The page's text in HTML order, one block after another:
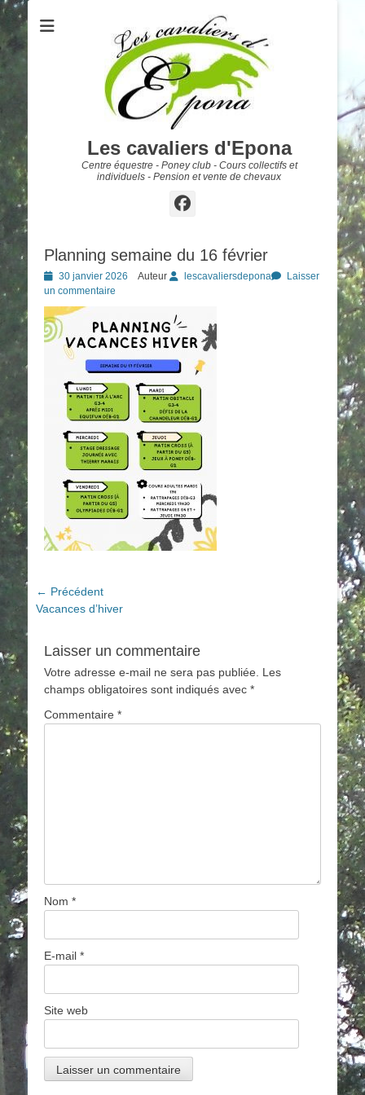
Les cavaliers d'Epona
Centre équestre - Poney club - Cours collectifs et
individuels - Pension et vente de chevaux
Facebook
Planning semaine du 16 février
Posted
on
30 janvier 2026 Auteur lescavaliersdepona
Laisser
un commentaire
Navigation
de
← Précédent
Article
Vacances d’hiver
Laisser un commentaire
Votre adresse e-mail ne sera pas publiée.
Les
champs obligatoires sont indiqués avec *
Commentaire *
Nom *
E-mail *
Site web